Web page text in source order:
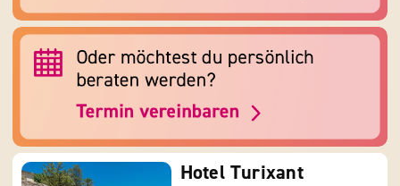
Hotel Turixant